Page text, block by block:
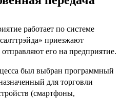
работает по системе
приезжают
его на предприятие.
был выбран программный
для торговли
(смартфоны,